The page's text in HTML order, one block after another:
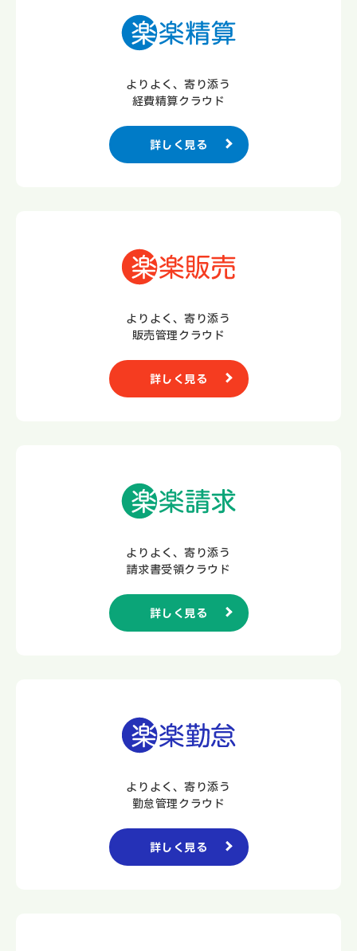
よりよく、寄り添う
経費精算クラウド
詳しく見る
よりよく、寄り添う
販売管理クラウド
詳しく見る
よりよく、寄り添う
請求書受領クラウド
詳しく見る
よりよく、寄り添う
勤怠管理クラウド
詳しく見る